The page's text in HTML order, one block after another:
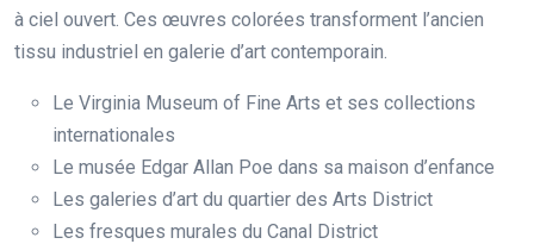
à ciel ouvert. Ces œuvres colorées transforment l’ancien
tissu industriel en galerie d’art contemporain.
Le Virginia Museum of Fine Arts et ses collections
internationales
Le musée Edgar Allan Poe dans sa maison d’enfance
Les galeries d’art du quartier des Arts District
Les fresques murales du Canal District